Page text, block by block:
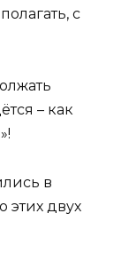
с
– как
в
этих двух